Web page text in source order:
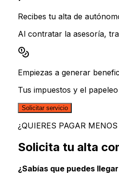
Recibes tu alta de
Al contratar la asesoría,
Empiezas a generar
Tus impuestos y el
Solicitar servicio
¿QUIERES PAGAR
Solicita tu alta
¿Sabías que puedes